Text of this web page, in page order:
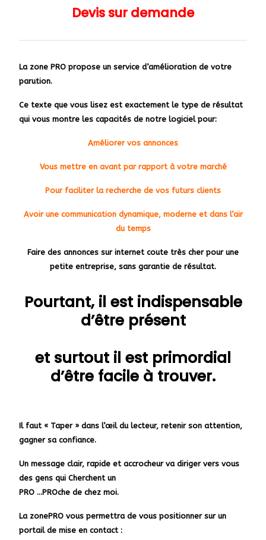
Devis sur demande
La zone PRO propose un service d’amélioration de votre
parution.
Ce texte que vous lisez est exactement le type de résultat
qui vous montre les capacités de notre logiciel pour:
Améliorer vos annonces
Vous mettre en avant par rapport à votre marché
Pour faciliter la recherche de vos futurs clients
Avoir une communication dynamique, moderne et dans l’air
du temps
Faire des annonces sur internet coute très cher pour une
petite entreprise, sans garantie de résultat.
Pourtant, il est indispensable
d’être présent
et surtout il est primordial
d’être facile à trouver.
Il faut « Taper » dans l’œil du lecteur, retenir son attention,
gagner sa confiance.
Un message clair, rapide et accrocheur va diriger vers vous
des gens qui Cherchent un
PRO …PROche de chez moi.
La zonePRO vous permettra de vous positionner sur un
portail de mise en contact :